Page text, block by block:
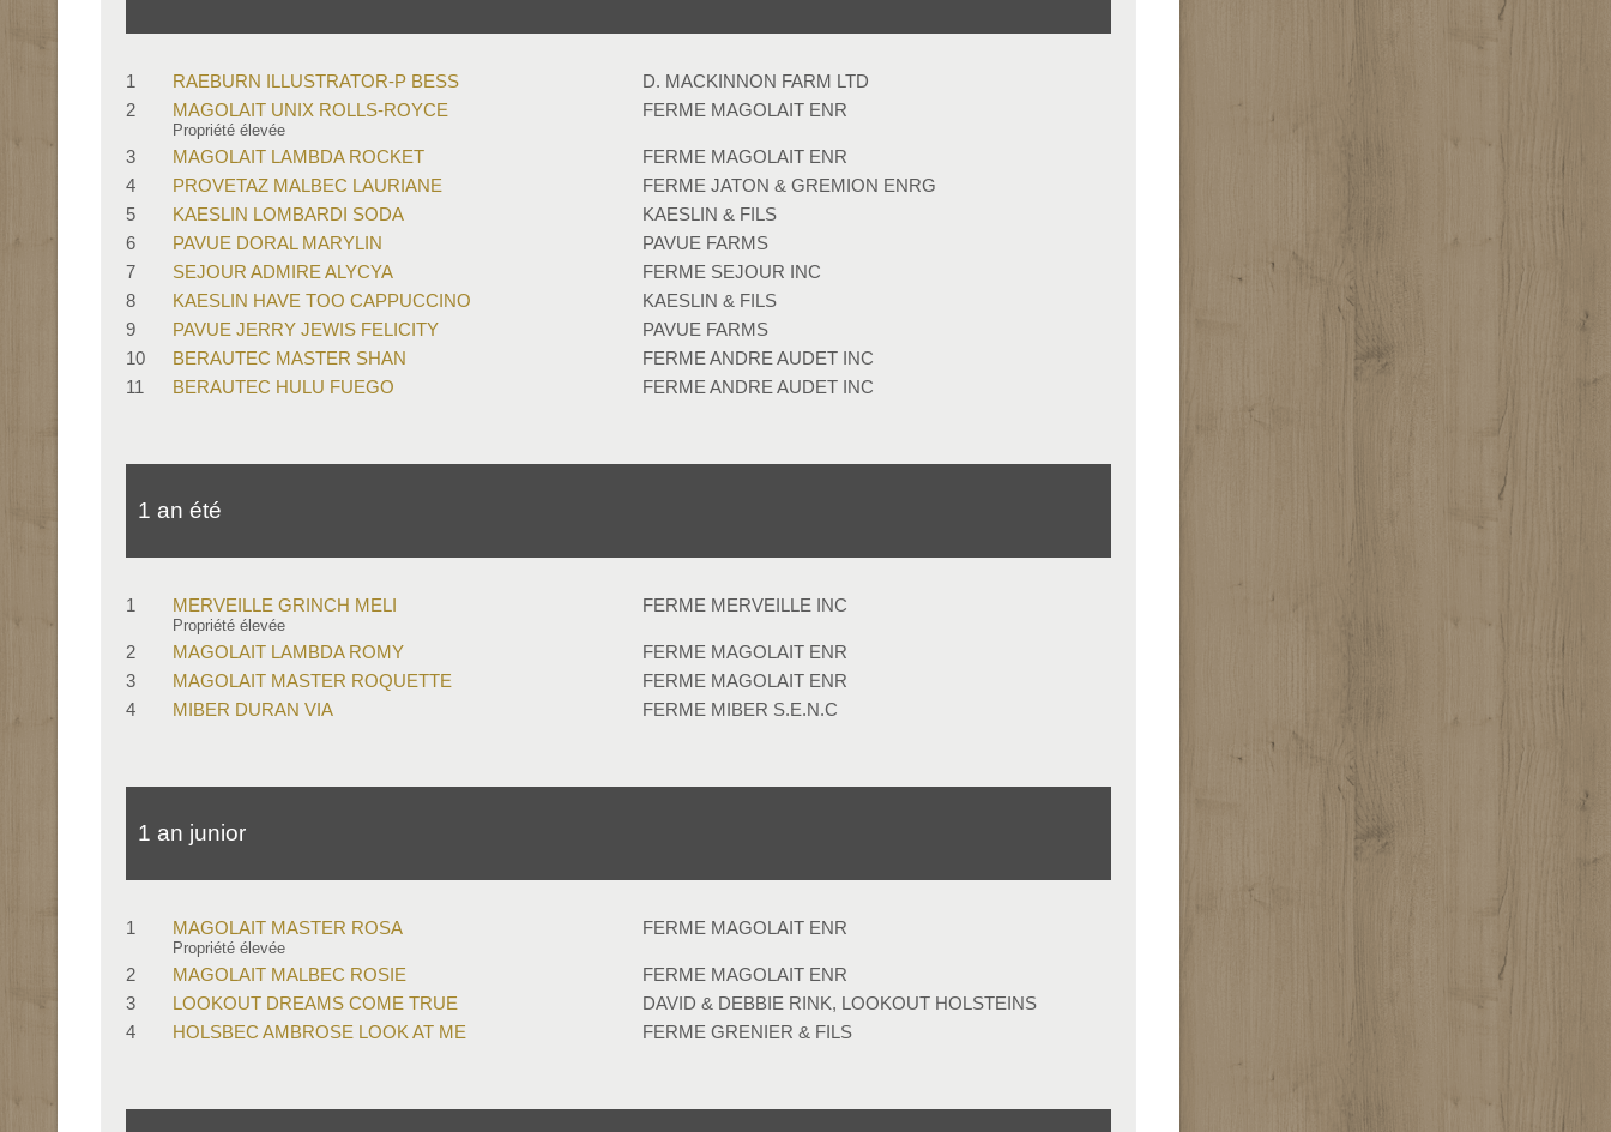
1 RAEBURN ILLUSTRATOR-P BESS
D. MACKINNON FARM LTD
2
MAGOLAIT UNIX ROLLS-ROYCE
Propriété élevée
FERME MAGOLAIT ENR
3 MAGOLAIT LAMBDA ROCKET
FERME MAGOLAIT ENR
4
PROVETAZ MALBEC LAURIANE
FERME JATON & GREMION ENRG
5
KAESLIN LOMBARDI SODA
KAESLIN & FILS
6
PAVUE DORAL MARYLIN
PAVUE FARMS
7
SEJOUR ADMIRE ALYCYA
FERME SEJOUR INC
8
KAESLIN HAVE TOO CAPPUCCINO
KAESLIN & FILS
9
PAVUE JERRY JEWIS FELICITY
PAVUE FARMS
10
BERAUTEC MASTER SHAN
FERME ANDRE AUDET INC
11
BERAUTEC HULU FUEGO FERME ANDRE AUDET INC
1 an été
1 MERVEILLE GRINCH MELI
Propriété élevée
FERME MERVEILLE INC
2 MAGOLAIT LAMBDA ROMY
FERME MAGOLAIT ENR
3
MAGOLAIT MASTER ROQUETTE
FERME MAGOLAIT ENR
4
MIBER DURAN VIA FERME MIBER S.E.N.C
1 an junior
1 MAGOLAIT MASTER ROSA
Propriété élevée
FERME MAGOLAIT ENR
2 MAGOLAIT MALBEC ROSIE
FERME MAGOLAIT ENR
3
LOOKOUT DREAMS COME TRUE
DAVID & DEBBIE RINK, LOOKOUT HOLSTEINS
4
HOLSBEC AMBROSE LOOK AT ME FERME GRENIER & FILS